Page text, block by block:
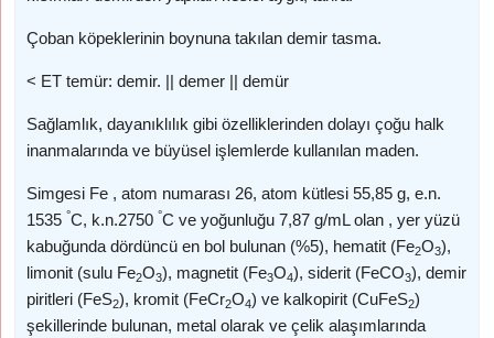
Çoban köpeklerinin boynuna takılan demir tasma.
< ET temür: demir. || demer || demür
Sağlamlık, dayanıklılık gibi özelliklerinden dolayı çoğu halk
inanmalarında ve büyüsel işlemlerde kullanılan maden.
Simgesi Fe , atom numarası 26, atom kütlesi 55,85 g, e.n.
1535 °C, k.n.2750 °C ve yoğunluğu 7,87 g/mL olan , yer yüzü
kabuğunda dördüncü en bol bulunan (%5), hematit (Fe2O3),
limonit (sulu Fe2O3), magnetit (Fe3O4), siderit (FeCO3), demir
piritleri (FeS2), kromit (FeCr2O4) ve kalkopirit (CuFeS2)
şekillerinde bulunan, metal olarak ve çelik alaşımlarında